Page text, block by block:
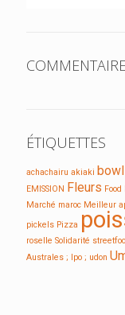
ÉTIQUETTES
achachairu akiaki bowl
EMISSION
Fleurs Food
Marché maroc Meilleur
pickels Pizza
roselle Solidarité
Australes ; Ipo ; udon